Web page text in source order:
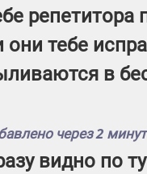
репетитора
они тебе
в
через 2
видно по